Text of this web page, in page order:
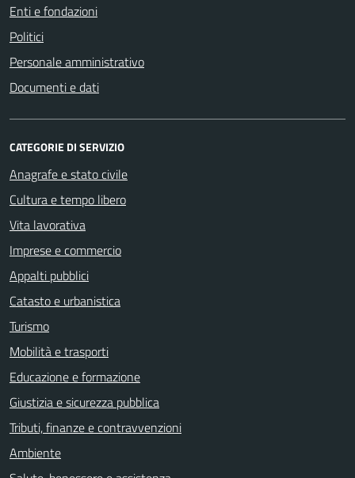
Enti e fondazioni
Politici
Personale amministrativo
Documenti e dati
CATEGORIE DI SERVIZIO
Anagrafe e stato civile
Cultura e tempo libero
Vita lavorativa
Imprese e commercio
Appalti pubblici
Catasto e urbanistica
Turismo
Mobilità e trasporti
Educazione e formazione
Giustizia e sicurezza pubblica
Tributi, finanze e contravvenzioni
Ambiente